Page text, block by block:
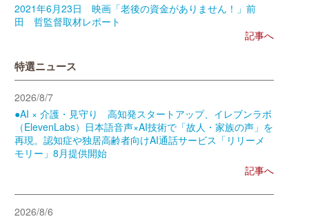
2021年6月23日 映画「老後の資金がありません！」前
田 哲監督取材レポート
記事へ
特選ニュース
2026/8/7
●AI × 介護・見守り 高知発スタートアップ、イレブンラボ
（ElevenLabs）日本語音声×AI技術で「故人・家族の声」を
再現。認知症や独居高齢者向けAI通話サービス「リリーメ
モリー」8月提供開始
記事へ
2026/8/6